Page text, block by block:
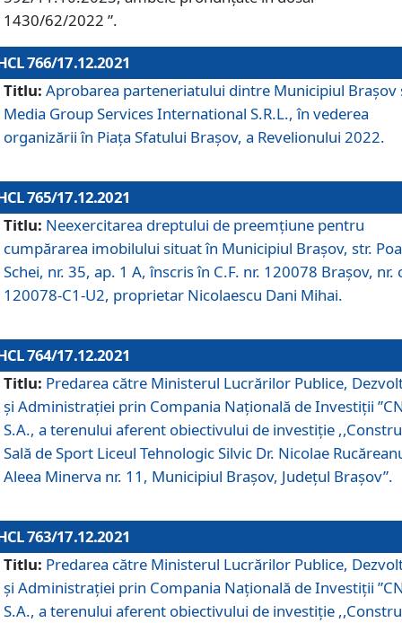
1430/62/2022 ”.
766/17.12.2021
Titlu: Aprobarea parteneriatului dintre Municipiul Brașov
Media Group Services International S.R.L., în vederea
organizării în Piața Sfatului Brașov, a Revelionului 2022.
765/17.12.2021
Titlu: Neexercitarea dreptului de preemţiune pentru
cumpărarea imobilului situat în Municipiul Braşov, str.
Schei, nr. 35, ap. 1 A, înscris în C.F. nr. 120078 Brașov, nr.
120078-C1-U2, proprietar Nicolaescu Dani Mihai.
764/17.12.2021
Titlu: Predarea către Ministerul Lucrărilor Publice,
și Administrației prin Compania Naţională de Investiţii
S.A., a terenului aferent obiectivului de investiţie
Sală de Sport Liceul Tehnologic Silvic Dr. Nicolae
Aleea Minerva nr. 11, Municipiul Brașov, Județul Brașov”.
763/17.12.2021
Titlu: Predarea către Ministerul Lucrărilor Publice,
și Administrației prin Compania Naţională de Investiţii
S.A., a terenului aferent obiectivului de investiție